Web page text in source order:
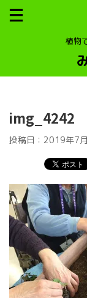
植物
img_4242
投稿日： 2019年7